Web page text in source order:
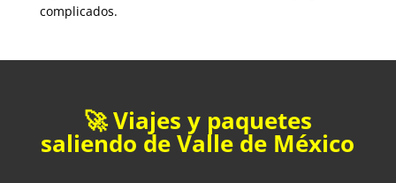
complicados.
🚀 Viajes y paquetes
saliendo de Valle de México